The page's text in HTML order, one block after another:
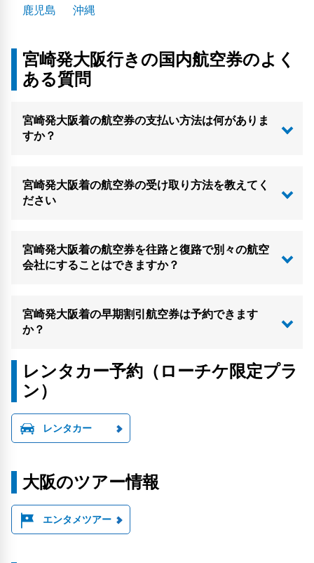
鹿児島
沖縄
宮崎発大阪行きの国内航空券のよく
ある質問
宮崎発大阪着の航空券の支払い方法は何がありま
すか？
宮崎発大阪着の航空券の受け取り方法を教えてく
ださい
宮崎発大阪着の航空券を往路と復路で別々の航空
会社にすることはできますか？
宮崎発大阪着の早期割引航空券は予約できます
か？
レンタカー予約（ローチケ限定プラ
ン）
レンタカー
大阪のツアー情報
エンタメツアー